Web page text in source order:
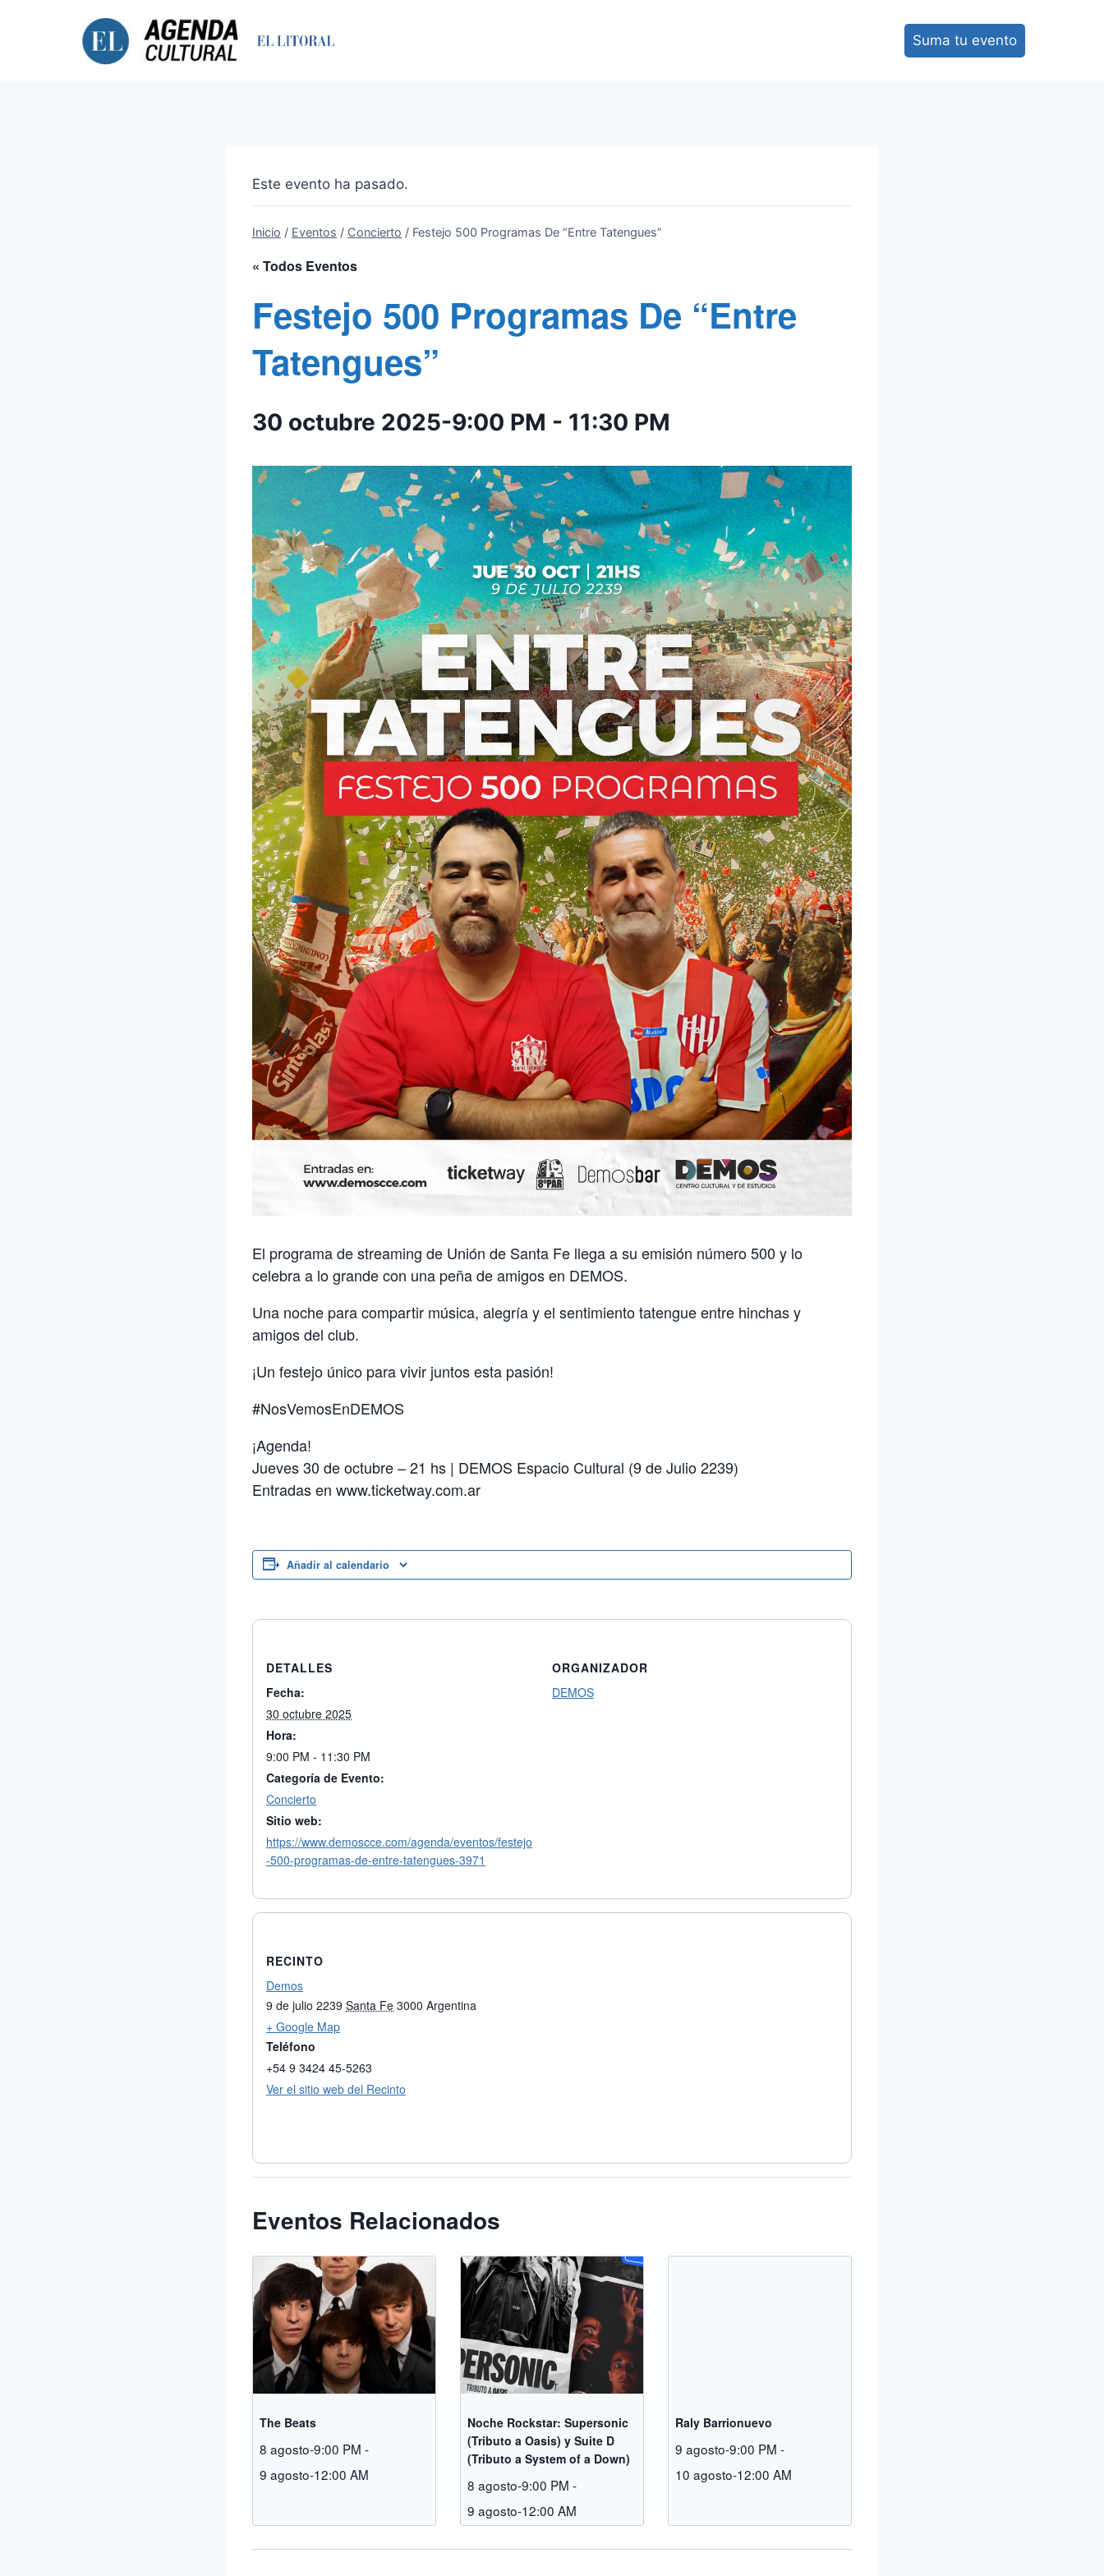
Suma tu evento
Este evento ha pasado.
Inicio / Eventos / Concierto / Festejo 500 Programas De “Entre Tatengues”
« Todos Eventos
Festejo 500 Programas De “Entre
Tatengues”
30 octubre 2025-9:00 PM - 11:30 PM
El programa de streaming de Unión de Santa Fe llega a su emisión número 500 y lo
celebra a lo grande con una peña de amigos en DEMOS.
Una noche para compartir música, alegría y el sentimiento tatengue entre hinchas y
amigos del club.
¡Un festejo único para vivir juntos esta pasión!
#NosVemosEnDEMOS
¡Agenda!
Jueves 30 de octubre – 21 hs | DEMOS Espacio Cultural (9 de Julio 2239)
Entradas en www.ticketway.com.ar
Añadir al calendario
DETALLES
Fecha:
30 octubre 2025
Hora:
9:00 PM - 11:30 PM
Categoría de Evento:
Concierto
Sitio web:
https://www.demoscce.com/agenda/eventos/festejo
-500-programas-de-entre-tatengues-3971
ORGANIZADOR
DEMOS
RECINTO
Demos
9 de julio 2239 Santa Fe 3000 Argentina
+ Google Map
Teléfono
+54 9 3424 45-5263
Ver el sitio web del Recinto
Eventos Relacionados
The Beats
8 agosto-9:00 PM -
9 agosto-12:00 AM
Noche Rockstar: Supersonic
(Tributo a Oasis) y Suite D
(Tributo a System of a Down)
8 agosto-9:00 PM -
9 agosto-12:00 AM
Raly Barrionuevo
9 agosto-9:00 PM -
10 agosto-12:00 AM